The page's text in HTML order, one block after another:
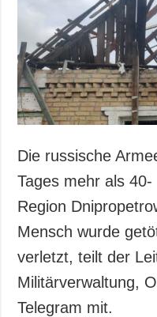
Die russische
Tages mehr als
Region
Mensch wurde
verletzt, teilt der
Militärverwaltung,
Telegram mit.